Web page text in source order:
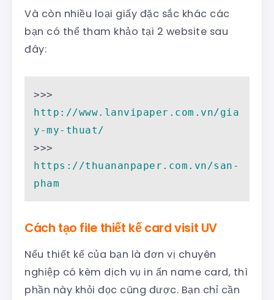
Và còn nhiều loại giấy đặc sắc khác các
bạn có thể tham khảo tại 2 website sau
đây:
http://www.lanvipaper.com.vn/gia
y-my-thuat/
https://thuananpaper.com.vn/san-
pham
Cách tạo file thiết kế card visit UV
Nếu thiết kế của bạn là đơn vị chuyên
nghiệp có kèm dịch vụ in ấn name card, thì
phần này khỏi đọc cũng được. Bạn chỉ cần